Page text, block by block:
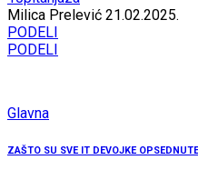
Milica Prelević 21.02.2025.
PODELI
PODELI
Glavna
ZAŠTO SU SVE IT DEVOJKE